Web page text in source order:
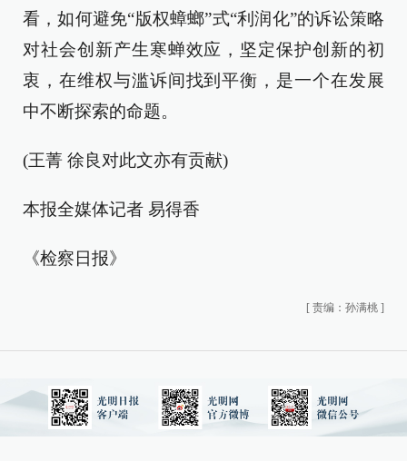
看，如何避免“版权蟑螂”式“利润化”的诉讼策略
对社会创新产生寒蝉效应，坚定保护创新的初
衷，在维权与滥诉间找到平衡，是一个在发展
中不断探索的命题。
(王菁 徐良对此文亦有贡献)
本报全媒体记者 易得香
《检察日报》
[ 责编：孙满桃 ]